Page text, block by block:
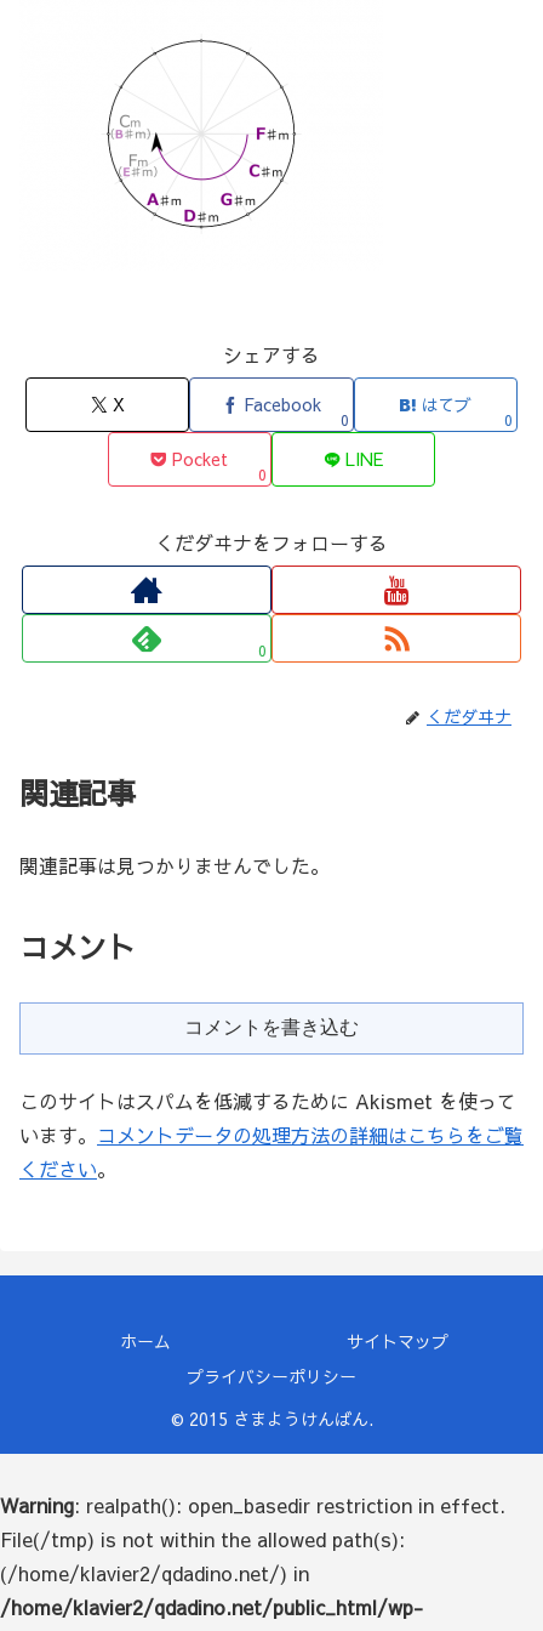
シェアする
X Facebook
0
はてブ
0
Pocket
0
LINE
くだダヰナをフォローする
0
くだダヰナ
関連記事
関連記事は見つかりませんでした。
コメント
コメントを書き込む
このサイトはスパムを低減するために Akismet を使って
います。 コメントデータの処理方法の詳細はこちらをご覧
ください。
ホーム
サイトマップ
プライバシーポリシー
© 2015 さまようけんばん.
Warning: realpath(): open_basedir restriction in effect.
File(/tmp) is not within the allowed path(s):
(/home/klavier2/qdadino.net/) in
/home/klavier2/qdadino.net/public_html/wp-